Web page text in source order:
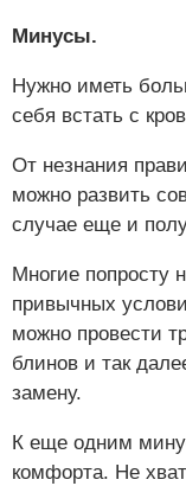
Минусы.
Нужно иметь
себя встать с
От незнания
можно развить
случае еще и
Многие попросту
привычных
можно провести
блинов и так
замену.
К еще одним
комфорта. Не